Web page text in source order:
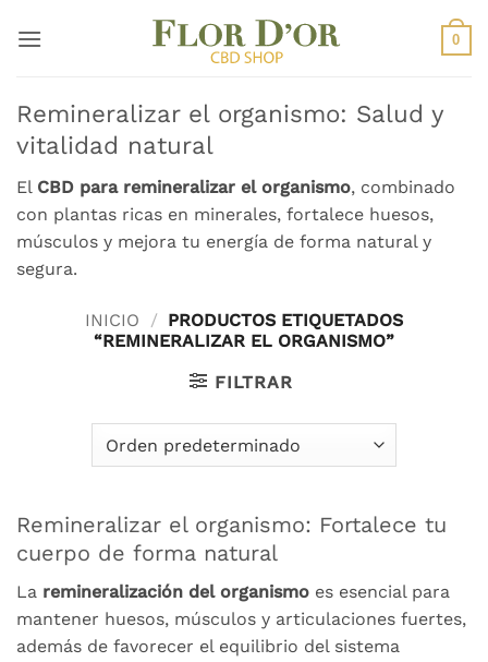
0
Remineralizar el organismo: Salud y
vitalidad natural
El CBD para remineralizar el organismo, combinado
con plantas ricas en minerales, fortalece huesos,
músculos y mejora tu energía de forma natural y
segura.
INICIO / PRODUCTOS ETIQUETADOS
“REMINERALIZAR EL ORGANISMO”
FILTRAR
Remineralizar el organismo: Fortalece tu
cuerpo de forma natural
La remineralización del organismo es esencial para
mantener huesos, músculos y articulaciones fuertes,
además de favorecer el equilibrio del sistema